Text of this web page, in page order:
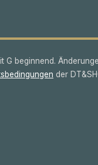
G beginnend.
der